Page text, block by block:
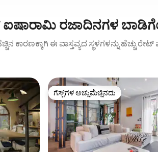
ರಜಾದಿನಗಳ
ಕಾರಣಕ್ಕಾಗಿ ಈ ವಾಸ್ತವ್ಯದ ಸ್ಥಳಗಳನ್ನು ಹೆಚ್ಚು
ಗೆಸ್ಟ್‌ಗಳ ಅಚ್ಚುಮೆಚ್ಚಿನದು
ಗೆಸ್ಟ್‌ಗಳ ಅಚ್ಚುಮೆಚ್ಚಿನದು